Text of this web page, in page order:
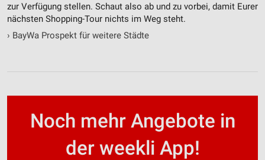
zur Verfügung stellen. Schaut also ab und zu vorbei, damit Eurer
nächsten Shopping-Tour nichts im Weg steht.
› BayWa Prospekt für weitere Städte
Noch mehr Angebote in
der weekli App!